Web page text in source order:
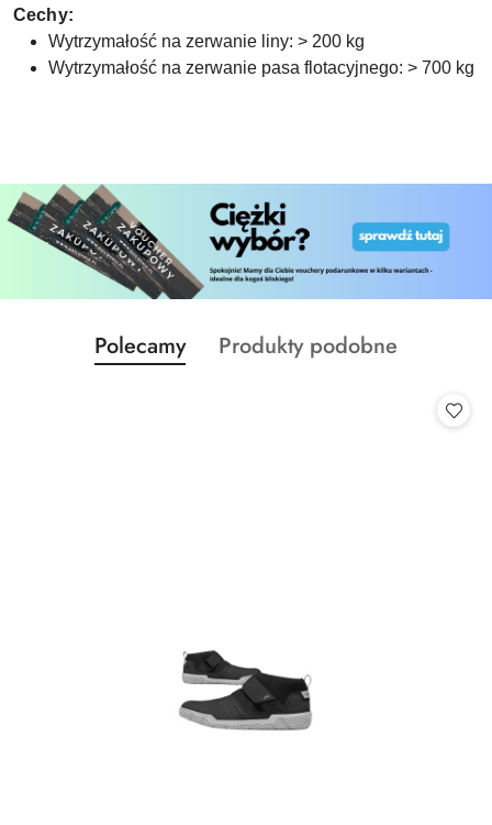
Cechy:
Wytrzymałość na zerwanie liny: > 200 kg
Wytrzymałość na zerwanie pasa flotacyjnego: > 700 kg
Pomiń karuzelę produktów
Produkty
o
Polecamy
Produkty
Produkty podobne